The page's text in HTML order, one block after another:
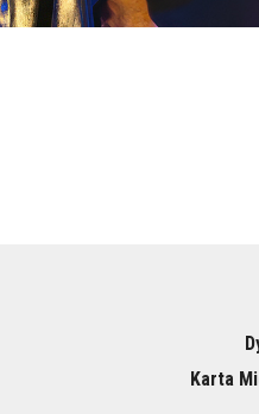
Karta